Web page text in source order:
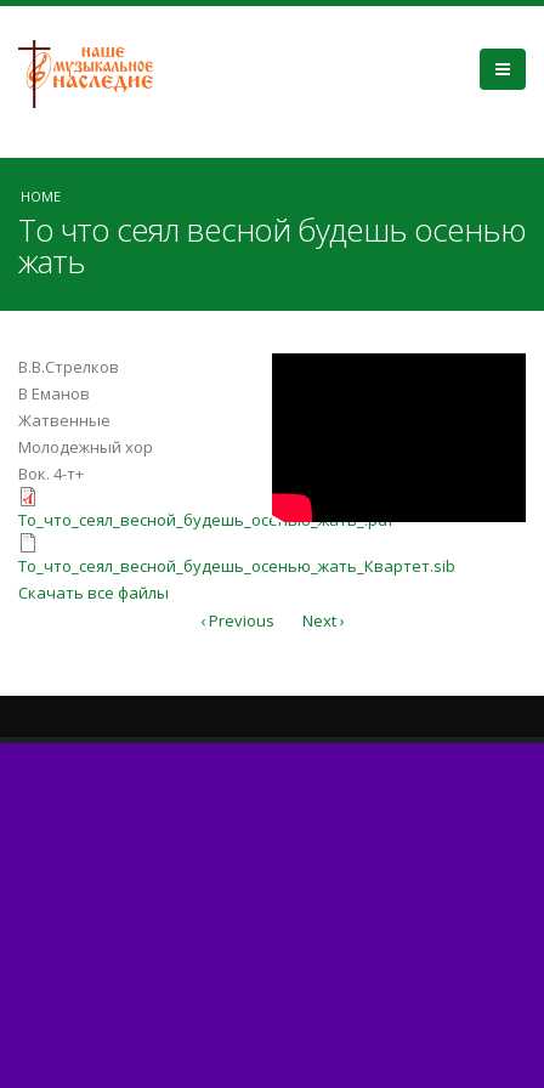
HOME
То что сеял весной будешь осенью
жать
В.В.Стрелков
В Еманов
Жатвенные
Молодежный хор
Вок. 4-т+
То_что_сеял_весной_будешь_осенью_жать_.pdf
То_что_сеял_весной_будешь_осенью_жать_Квартет.sib
Скачать все файлы
‹ Previous Next ›